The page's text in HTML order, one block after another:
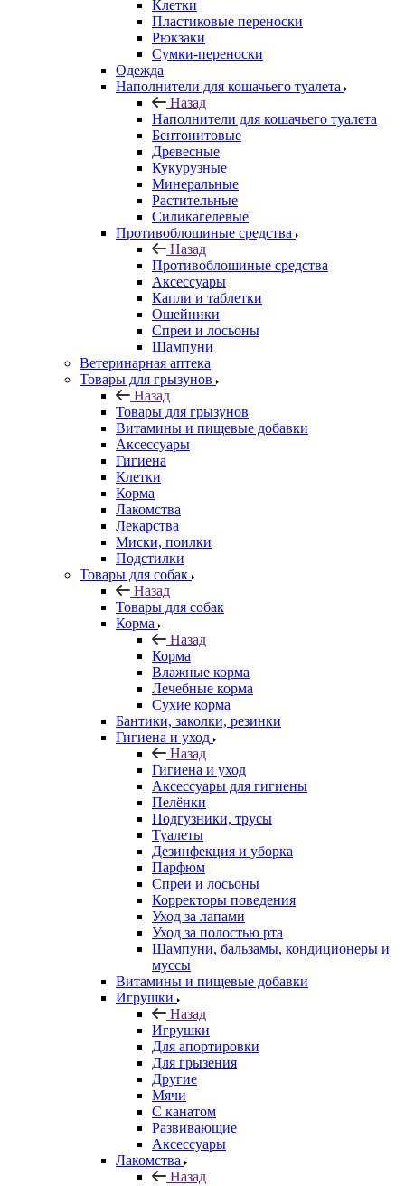
Клетки
Пластиковые переноски
Рюкзаки
Сумки-переноски
Одежда
Наполнители для кошачьего туалета
Назад
Наполнители для кошачьего туалета
Бентонитовые
Древесные
Кукурузные
Минеральные
Растительные
Силикагелевые
Противоблошиные средства
Назад
Противоблошиные средства
Аксессуары
Капли и таблетки
Ошейники
Спреи и лосьоны
Шампуни
Ветеринарная аптека
Товары для грызунов
Назад
Товары для грызунов
Витамины и пищевые добавки
Аксессуары
Гигиена
Клетки
Корма
Лакомства
Лекарства
Миски, поилки
Подстилки
Товары для собак
Назад
Товары для собак
Корма
Назад
Корма
Влажные корма
Лечебные корма
Сухие корма
Бантики, заколки, резинки
Гигиена и уход
Назад
Гигиена и уход
Аксессуары для гигиены
Пелёнки
Подгузники, трусы
Туалеты
Дезинфекция и уборка
Парфюм
Спреи и лосьоны
Корректоры поведения
Уход за лапами
Уход за полостью рта
Шампуни, бальзамы, кондиционеры и
муссы
Витамины и пищевые добавки
Игрушки
Назад
Игрушки
Для апортировки
Для грызения
Другие
Мячи
С канатом
Развивающие
Аксессуары
Лакомства
Назад